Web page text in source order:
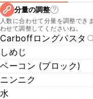
※「Carboff」「ポポロスパ
です。
分量の調整
人数に合わせて分量を調整でき
わせて調整してくださいね。
Carboffロングパスタ
しめじ
ベーコン (ブロック)
ニンニク
水